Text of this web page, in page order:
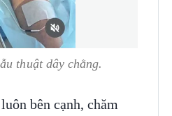
thuật dây chằng.
bên cạnh, chăm